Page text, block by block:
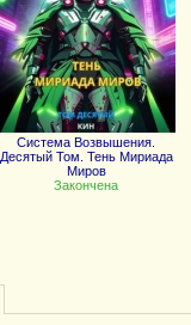
Система Возвышения.
Десятый Том. Тень Мириада
Миров
Закончена